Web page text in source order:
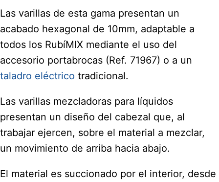
Las varillas de esta gama presentan un
acabado hexagonal de 10mm, adaptable a
todos los RubíMIX mediante el uso del
accesorio portabrocas (Ref. 71967) o a un
taladro eléctrico tradicional.
Las varillas mezcladoras para líquidos
presentan un diseño del cabezal que, al
trabajar ejercen, sobre el material a mezclar,
un movimiento de arriba hacia abajo.
El material es succionado por el interior, desde